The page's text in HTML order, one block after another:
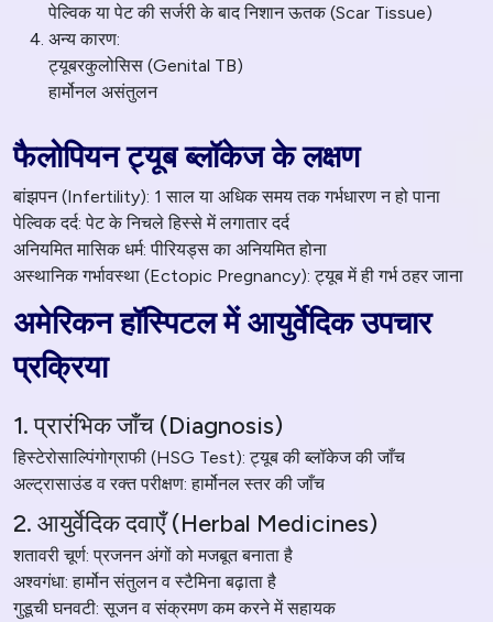
पेल्विक या पेट की सर्जरी के बाद निशान ऊतक (Scar Tissue)
अन्य कारण:
ट्यूबरकुलोसिस (Genital TB)
हार्मोनल असंतुलन
फैलोपियन ट्यूब ब्लॉकेज के लक्षण
बांझपन (Infertility): 1 साल या अधिक समय तक गर्भधारण न हो पाना
पेल्विक दर्द: पेट के निचले हिस्से में लगातार दर्द
अनियमित मासिक धर्म: पीरियड्स का अनियमित होना
अस्थानिक गर्भावस्था (Ectopic Pregnancy): ट्यूब में ही गर्भ ठहर जाना
अमेरिकन हॉस्पिटल में आयुर्वेदिक उपचार
प्रक्रिया
1. प्रारंभिक जाँच (Diagnosis)
हिस्टेरोसाल्पिंगोग्राफी (HSG Test): ट्यूब की ब्लॉकेज की जाँच
अल्ट्रासाउंड व रक्त परीक्षण: हार्मोनल स्तर की जाँच
2. आयुर्वेदिक दवाएँ (Herbal Medicines)
शतावरी चूर्ण: प्रजनन अंगों को मजबूत बनाता है
अश्वगंधा: हार्मोन संतुलन व स्टैमिना बढ़ाता है
गुडूची घनवटी: सूजन व संक्रमण कम करने में सहायक